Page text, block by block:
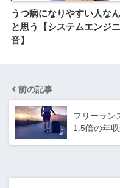
うつ病になりやすい人な
と思う【システムエンジ
音】
前の記事
フリーラン
1.5倍の年